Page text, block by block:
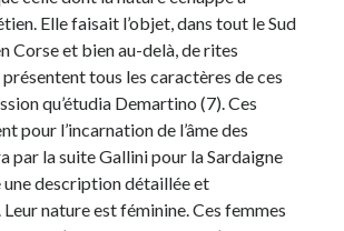
Elle faisait l’objet, dans tout le Sud
Corse et bien au-delà, de rites
présentent tous les caractères de ces
qu’étudia Demartino (7). Ces
pour l’incarnation de l’âme des
par la suite Gallini pour la Sardaigne
une description détaillée et
nature est féminine. Ces femmes